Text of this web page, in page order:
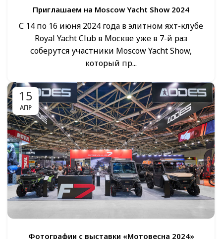
Приглашаем на Moscow Yacht Show 2024
С 14 по 16 июня 2024 года в элитном яхт-клубе
Royal Yacht Club в Москве уже в 7-й раз
соберутся участники Moscow Yacht Show,
который пр...
15
АПР
Фотографии с выставки «Мотовесна 2024»